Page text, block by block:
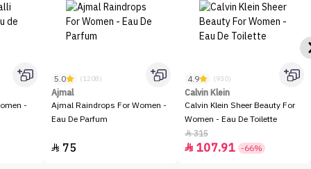
-
5.0 (1208)
Ajmal
Ajmal Raindrops For Women -
Eau De Parfum
 75
4.9 (930)
Calvin Klein
Calvin Klein Sheer Beauty For
Women - Eau De Toilette
315
 107.91 -66%